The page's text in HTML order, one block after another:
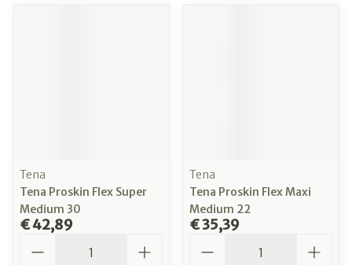
Tena
Tena Proskin Flex Super
Medium 30
€ 42,89
Tena
Tena Proskin Flex Maxi
Medium 22
€ 35,39